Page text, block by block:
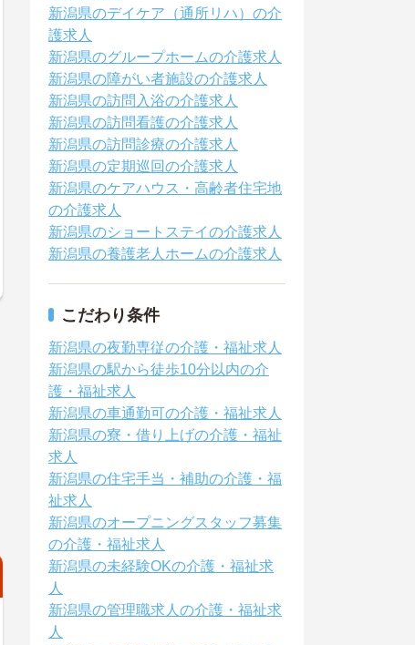
新潟県のデイケア（通所リハ）の介
護求人
新潟県のグループホームの介護求人
新潟県の障がい者施設の介護求人
新潟県の訪問入浴の介護求人
新潟県の訪問看護の介護求人
新潟県の訪問診療の介護求人
新潟県の定期巡回の介護求人
新潟県のケアハウス・高齢者住宅地
の介護求人
新潟県のショートステイの介護求人
新潟県の養護老人ホームの介護求人
こだわり条件
新潟県の夜勤専従の介護・福祉求人
新潟県の駅から徒歩10分以内の介
護・福祉求人
新潟県の車通勤可の介護・福祉求人
新潟県の寮・借り上げの介護・福祉
求人
新潟県の住宅手当・補助の介護・福
祉求人
新潟県のオープニングスタッフ募集
の介護・福祉求人
新潟県の未経験OKの介護・福祉求
人
新潟県の管理職求人の介護・福祉求
人